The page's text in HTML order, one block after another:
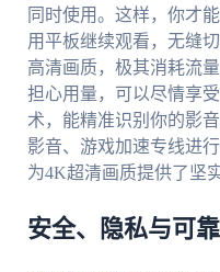
同时使用。这样，你才
用平板继续观看，无缝
高清画质，极其消耗流
担心用量，可以尽情享
术，能精准识别你的影
影音、游戏加速专线进
为4K超清画质提供了坚
安全、隐私与可